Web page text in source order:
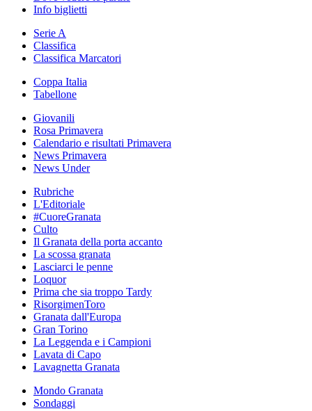
Info biglietti
Serie A
Classifica
Classifica Marcatori
Coppa Italia
Tabellone
Giovanili
Rosa Primavera
Calendario e risultati Primavera
News Primavera
News Under
Rubriche
L'Editoriale
#CuoreGranata
Culto
Il Granata della porta accanto
La scossa granata
Lasciarci le penne
Loquor
Prima che sia troppo Tardy
RisorgimenToro
Granata dall'Europa
Gran Torino
La Leggenda e i Campioni
Lavata di Capo
Lavagnetta Granata
Mondo Granata
Sondaggi